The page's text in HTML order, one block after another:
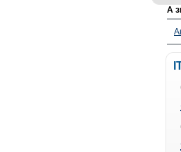
А